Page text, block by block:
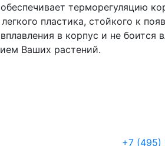
терморегуляцию
пластика, стойкого к
в корпус и не боится
Ваших растений.
+7 (495)